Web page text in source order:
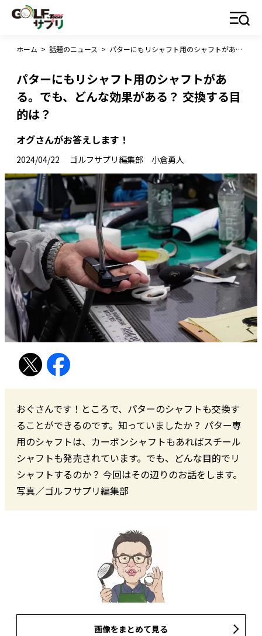
ホーム > 話題のニュース > パターにもリシャフト用のシャフトがある。でも、どんな効果がある？ 交換する目的は？
パターにもリシャフト用のシャフトがあ
る。でも、どんな効果がある？ 交換する目
的は？
オグさんがお答えします！
2024/04/22 ゴルフサプリ編集部 小倉勇人
おぐさんです！ところで、パターのシャフトも交換す
ることができるのです。知っていましたか？ パター専
用のシャフトは、カーボンシャフトもあればスチール
シャフトも発売されています。でも、どんな目的でリ
シャフトするのか？ 今回はその辺りのお話をします。
写真／ゴルフサプリ編集部
画像をまとめて見る